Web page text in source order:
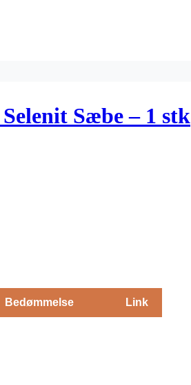
Sæbe – 1 stk
Bedømmelse Link